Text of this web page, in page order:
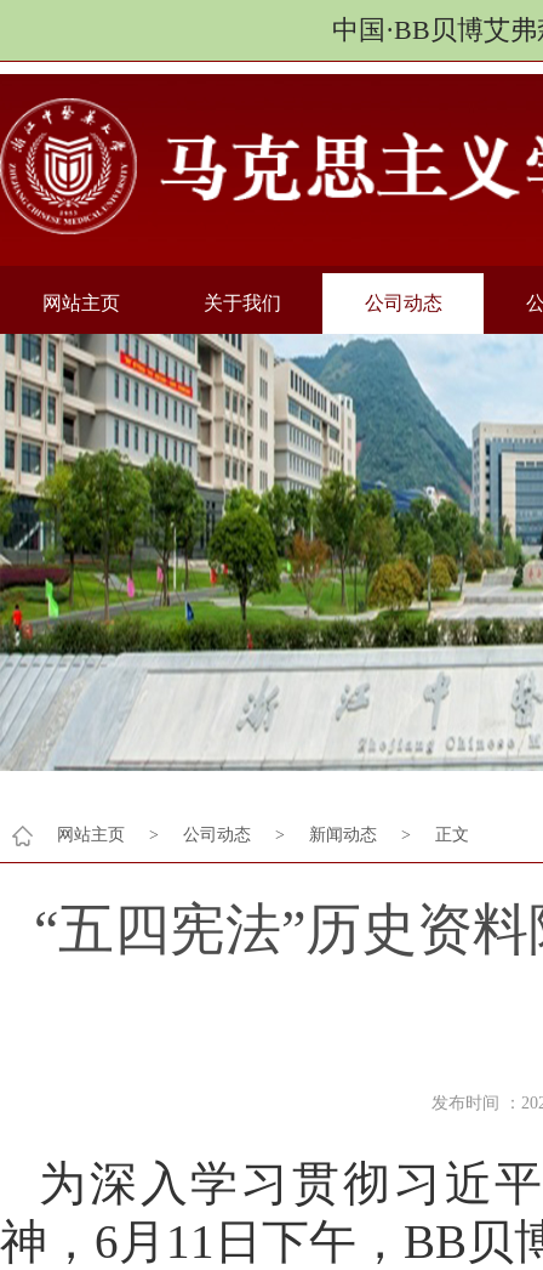
中国·BB贝博艾
网站主页 关于我们 公司动态
网站主页 > 公司动态 > 新闻动态 > 正文
“五四宪法”历史资
发布时间 ：
为深入学习贯彻习近
神，6月11日下午，BB贝